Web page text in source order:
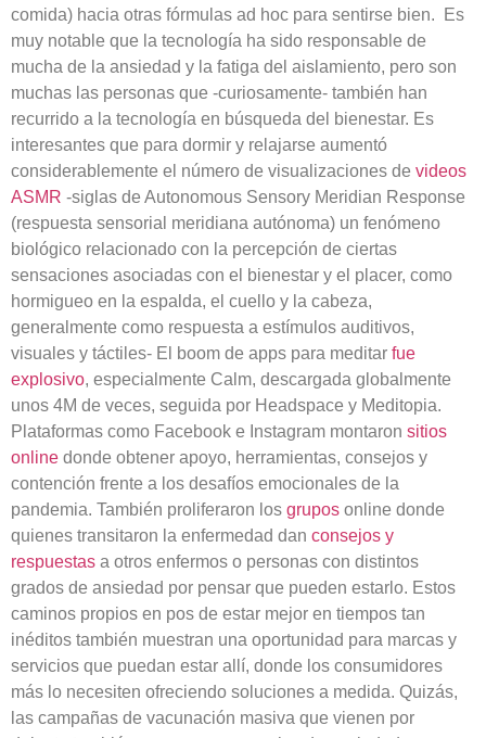
comida) hacia otras fórmulas ad hoc para sentirse bien. Es
muy notable que la tecnología ha sido responsable de
mucha de la ansiedad y la fatiga del aislamiento, pero son
muchas las personas que -curiosamente- también han
recurrido a la tecnología en búsqueda del bienestar. Es
interesantes que para dormir y relajarse aumentó
considerablemente el número de visualizaciones de videos
ASMR -siglas de Autonomous Sensory Meridian Response
(respuesta sensorial meridiana autónoma) un fenómeno
biológico relacionado con la percepción de ciertas
sensaciones asociadas con el bienestar y el placer, como
hormigueo en la espalda, el cuello y la cabeza,
generalmente como respuesta a estímulos auditivos,
visuales y táctiles- El boom de apps para meditar fue
explosivo, especialmente Calm, descargada globalmente
unos 4M de veces, seguida por Headspace y Meditopia.
Plataformas como Facebook e Instagram montaron sitios
online donde obtener apoyo, herramientas, consejos y
contención frente a los desafíos emocionales de la
pandemia. También proliferaron los grupos online donde
quienes transitaron la enfermedad dan consejos y
respuestas a otros enfermos o personas con distintos
grados de ansiedad por pensar que pueden estarlo. Estos
caminos propios en pos de estar mejor en tiempos tan
inéditos también muestran una oportunidad para marcas y
servicios que puedan estar allí, donde los consumidores
más lo necesiten ofreciendo soluciones a medida. Quizás,
las campañas de vacunación masiva que vienen por